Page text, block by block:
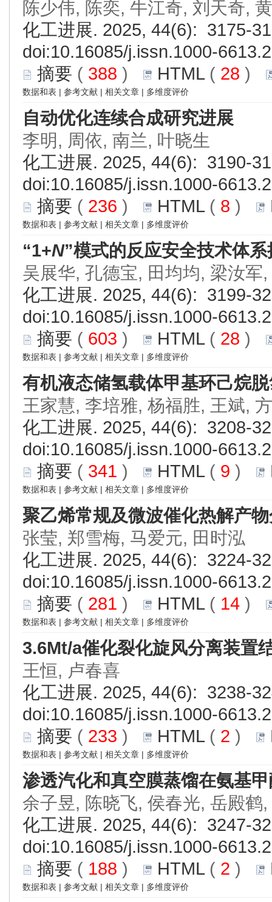
陈少伟, 陈奕, 牛江奇, 刘天奇,
化工进展. 2025, 44(6): 3175-
doi:10.16085/j.issn.1000-
摘要 ( 388 ) HTML( 28 )
数据和表 | 参考文献 | 相关文章 | 多维度评价
自动优化连续合成研究进展
李明, 周依, 南兰, 叶晓生
化工进展. 2025, 44(6): 3190-
doi:10.16085/j.issn.1000-
摘要 ( 236 ) HTML( 8 )
数据和表 | 参考文献 | 相关文章 | 多维度评价
“1+N”模式的反应安全技术体系
吴展华, 孔德宝, 田均均, 梁汝军
化工进展. 2025, 44(6): 3199-
doi:10.16085/j.issn.1000-
摘要 ( 603 ) HTML( 28 )
数据和表 | 参考文献 | 相关文章 | 多维度评价
有机液态储氢载体甲基环己烷
王家慧, 李培雅, 杨福胜, 王斌,
化工进展. 2025, 44(6): 3208-
doi:10.16085/j.issn.1000-
摘要 ( 341 ) HTML( 9 )
数据和表 | 参考文献 | 相关文章 | 多维度评价
聚乙烯常规及微波催化热解产
张莹, 郑雪梅, 马爱元, 田时泓
化工进展. 2025, 44(6): 3224-
doi:10.16085/j.issn.1000-
摘要 ( 281 ) HTML( 14 )
数据和表 | 参考文献 | 相关文章 | 多维度评价
3.6Mt/a催化裂化旋风分离装置
王恒, 卢春喜
化工进展. 2025, 44(6): 3238-
doi:10.16085/j.issn.1000-
摘要 ( 233 ) HTML( 2 )
数据和表 | 参考文献 | 相关文章 | 多维度评价
渗透汽化和真空膜蒸馏在氨基
余子昱, 陈晓飞, 侯春光, 岳殿鹤
化工进展. 2025, 44(6): 3247-
doi:10.16085/j.issn.1000-
摘要 ( 188 ) HTML( 2 )
数据和表 | 参考文献 | 相关文章 | 多维度评价